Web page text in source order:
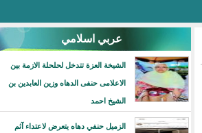
عربي اسلامي
الشيخة العزة تتدخل لحلحلة الازمة بين
الاعلامى حنفى الدهاه وزين العابدين بن
الشيخ احمد
الزميل حنفي دهاه يتعرض لاعتداء آثم